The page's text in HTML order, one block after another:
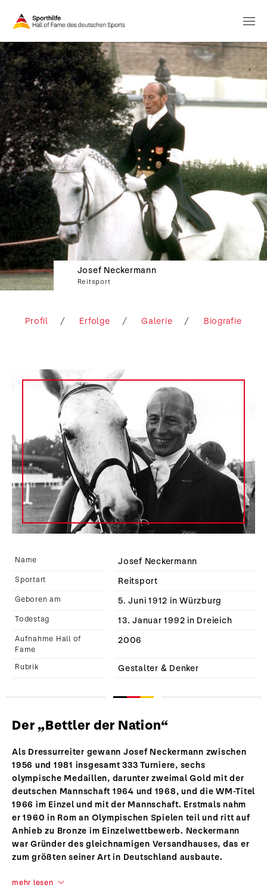
Josef Neckermann
Reitsport
Profil Erfolge Galerie Biografie
Name Josef Neckermann
Sportart Reitsport
Geboren am 5. Juni 1912 in Würzburg
Todestag 13. Januar 1992 in Dreieich
Aufnahme Hall of
Fame
2006
Rubrik Gestalter & Denker
Der „Bettler der Nation“
Als Dressurreiter gewann Josef Neckermann zwischen
1956 und 1981 insgesamt 333 Turniere, sechs
olympische Medaillen, darunter zweimal Gold mit der
deutschen Mannschaft 1964 und 1968, und die WM-Titel
1966 im Einzel und mit der Mannschaft. Erstmals nahm
er 1960 in Rom an Olympischen Spielen teil und ritt auf
Anhieb zu Bronze im Einzelwettbewerb. Neckermann
war Gründer des gleichnamigen Versandhauses, das er
zum größten seiner Art in Deutschland ausbaute.
mehr lesen